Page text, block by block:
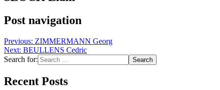
Post navigation
Previous: ZIMMERMANN Georg
Next: BEULLENS Cedric
Search for:
Recent Posts